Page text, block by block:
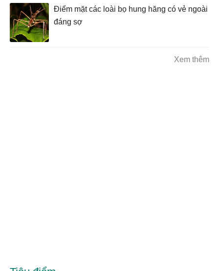
Điểm mặt các loài bọ hung hăng có vẻ ngoài
đáng sợ
Xem thêm